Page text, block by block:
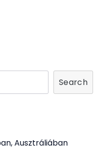
Search
Ausztráliában